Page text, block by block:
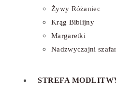
Żywy Różaniec
Krąg Biblijny
Margaretki
Nadzwyczajni
STREFA